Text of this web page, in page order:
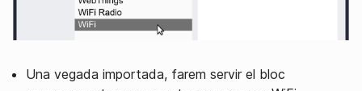
Una vegada importada, farem servir el bloc